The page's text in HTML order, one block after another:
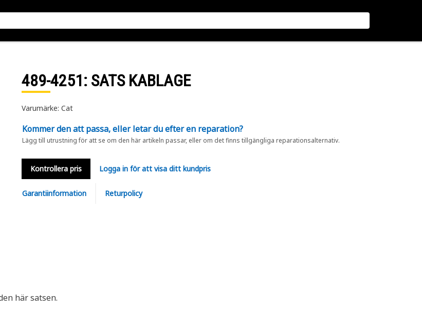
489-4251: SATS KABLAGE
Varumärke: Cat
Kommer den att passa, eller letar du efter en reparation?
Lägg till utrustning för att se om den här artikeln passar, eller om det finns tillgängliga reparationsalternativ.
Kontrollera pris Logga in för att visa ditt kundpris
Garantiinformation Returpolicy
här satsen.